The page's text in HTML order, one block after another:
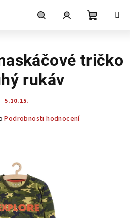
košík
tričko
rukáv
5.10.15.
Podrobnosti hodnocení